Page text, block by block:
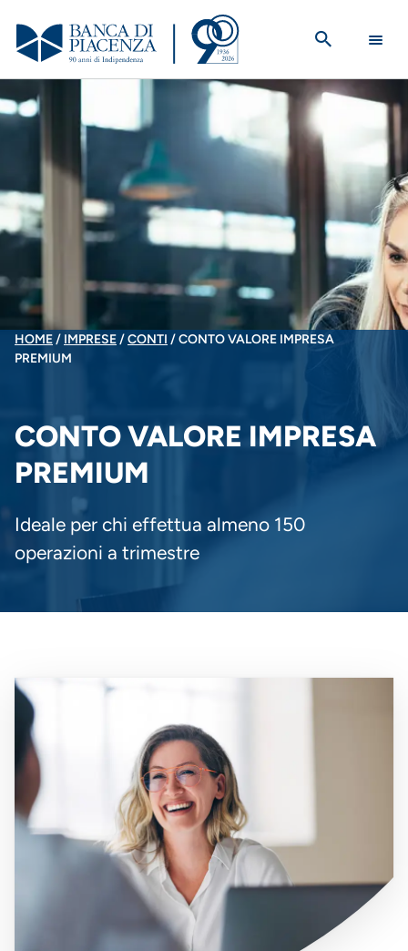
contenuto
principale
BRICIOLE
PANE
HOME IMPRESE CONTI
CONTO VALORE IMPRESA
PREMIUM
CONTO VALORE IMPRESA
PREMIUM
Ideale per chi effettua almeno 150
operazioni a trimestre
Immagine